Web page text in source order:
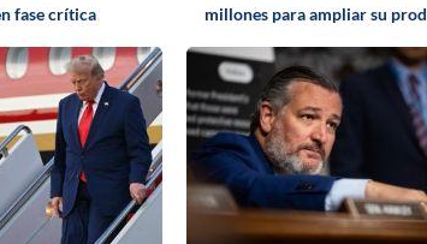
fase crítica
millones para ampliar su